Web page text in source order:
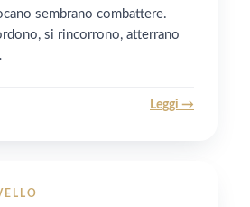
sembrano combattere.
si rincorrono, atterrano
Leggi →